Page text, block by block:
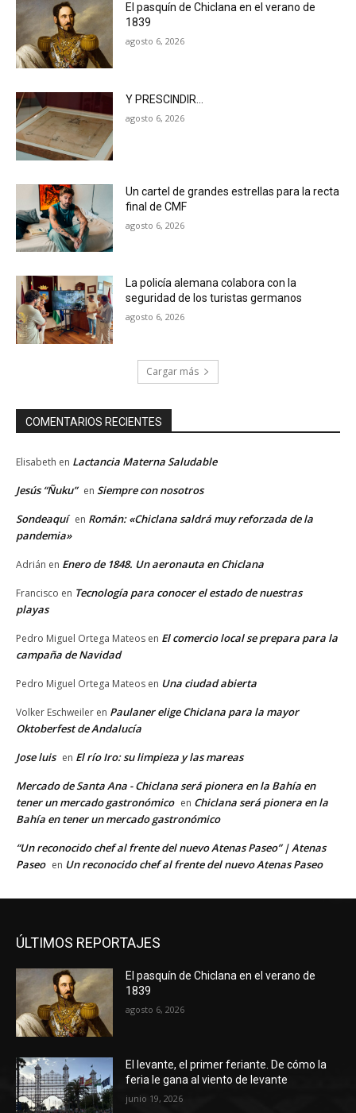
El pasquín de Chiclana en el verano de
1839
agosto 6, 2026
Y PRESCINDIR…
agosto 6, 2026
Un cartel de grandes estrellas para la recta
final de CMF
agosto 6, 2026
La policía alemana colabora con la
seguridad de los turistas germanos
agosto 6, 2026
Cargar más
COMENTARIOS RECIENTES
Elisabeth en Lactancia Materna Saludable
Jesús “Ñuku” en Siempre con nosotros
Sondeaquí en Román: «Chiclana saldrá muy reforzada de la
pandemia»
Adrián en Enero de 1848. Un aeronauta en Chiclana
Francisco en Tecnología para conocer el estado de nuestras
playas
Pedro Miguel Ortega Mateos en El comercio local se prepara para la
campaña de Navidad
Pedro Miguel Ortega Mateos en Una ciudad abierta
Volker Eschweiler en Paulaner elige Chiclana para la mayor
Oktoberfest de Andalucía
Jose luis en El río Iro: su limpieza y las mareas
Mercado de Santa Ana - Chiclana será pionera en la Bahía en
tener un mercado gastronómico en Chiclana será pionera en la
Bahía en tener un mercado gastronómico
“Un reconocido chef al frente del nuevo Atenas Paseo” | Atenas
Paseo en Un reconocido chef al frente del nuevo Atenas Paseo
ÚLTIMOS REPORTAJES
El pasquín de Chiclana en el verano de
1839
agosto 6, 2026
El levante, el primer feriante. De cómo la
feria le gana al viento de levante
junio 19, 2026